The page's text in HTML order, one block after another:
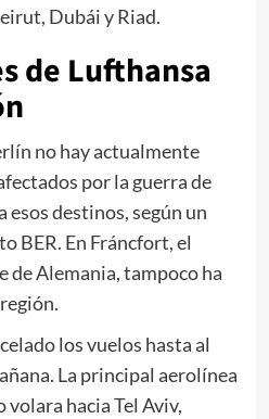
Dubái y Riad.
de Lufthansa
no hay actualmente
por la guerra de
esos destinos, según un
BER. En Fráncfort, el
de Alemania, tampoco ha
los vuelos hasta al
La principal aerolínea
volara hacia Tel Aviv,